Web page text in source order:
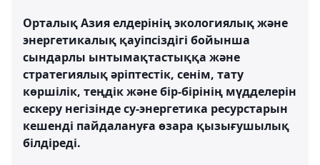
Орталық Азия елдерінің экологиялық және
энергетикалық қауіпсіздігі бойынша
сындарлы ынтымақтастыққа және
стратегиялық әріптестік, сенім, тату
көршілік, теңдік және бір-бірінің мүдделерін
ескеру негізінде су-энергетика ресурстарын
кешенді пайдалануға өзара қызығушылық
білдіреді.